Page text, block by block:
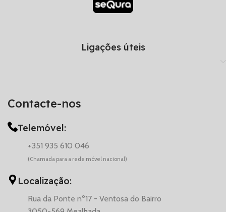
Contacte-nos
Telemóvel:
+351 935 610 046
(Chamada para a rede móvel nacional)
Localização:
Rua da Ponte nº17 - Ventosa do Bairro
Ligações úteis